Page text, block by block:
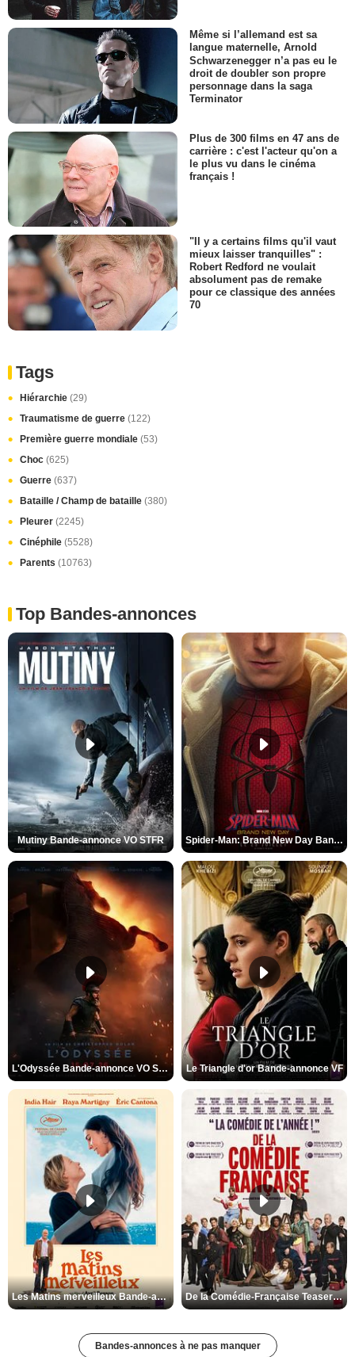
Même si l’allemand est sa
langue maternelle, Arnold
Schwarzenegger n’a pas eu le
droit de doubler son propre
personnage dans la saga
Terminator
Plus de 300 films en 47 ans de
carrière : c'est l'acteur qu'on a
le plus vu dans le cinéma
français !
"Il y a certains films qu'il vaut
mieux laisser tranquilles" :
Robert Redford ne voulait
absolument pas de remake
pour ce classique des années
70
Tags
Hiérarchie (29)
Traumatisme de guerre (122)
Première guerre mondiale (53)
Choc (625)
Guerre (637)
Bataille / Champ de bataille (380)
Pleurer (2245)
Cinéphile (5528)
Parents (10763)
Top Bandes-annonces
Mutiny Bande-annonce VO STFR Spider-Man: Brand New Day Bande-annonce VO STFR
L'Odyssée Bande-annonce VO STFR Le Triangle d'or Bande-annonce VF
Les Matins merveilleux Bande-annonce VF De la Comédie-Française Teaser VF
Bandes-annonces à ne pas manquer